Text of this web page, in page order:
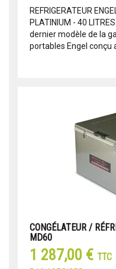
REFRIGERATEUR
PLATINIUM - 40
dernier modèle de la
portables Engel conçu
CONGÉLATEUR /
MD60
1 287,00 € TTC